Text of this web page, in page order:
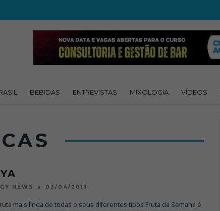
BEBIDAS ENTREVISTAS MIXOLOGIA VÍDEOS
NEWS 03/04/2013
mais linda de todas e seus diferentes tipos Fruta da Semana é